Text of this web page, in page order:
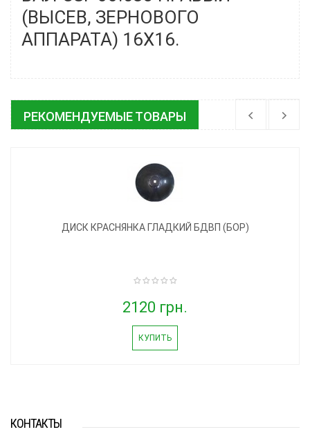
(ВЫСЕВ, ЗЕРНОВОГО
АППАРАТА) 16X16.
РЕКОМЕНДУЕМЫЕ ТОВАРЫ
ДИСК КРАСНЯНКА ГЛАДКИЙ БДВП (БОР)
2120 грн.
КУПИТЬ
КОНТАКТЫ